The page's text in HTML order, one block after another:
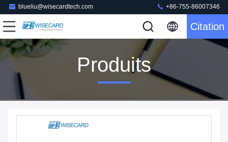
blueliu@wisecardtech.com +86-755-86007346
Citation
Produits